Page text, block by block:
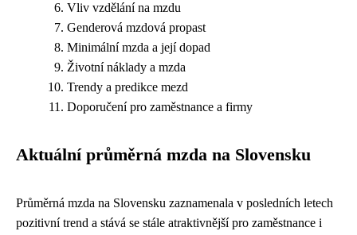
Vliv vzdělání na mzdu
Genderová mzdová propast
Minimální mzda a její dopad
Životní náklady a mzda
Trendy a predikce mezd
Doporučení pro zaměstnance a firmy
Aktuální průměrná mzda na Slovensku
Průměrná mzda na Slovensku zaznamenala v posledních letech
pozitivní trend a stává se stále atraktivnější pro zaměstnance i